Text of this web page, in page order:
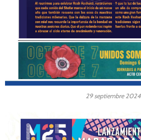
29 septiembre 2024